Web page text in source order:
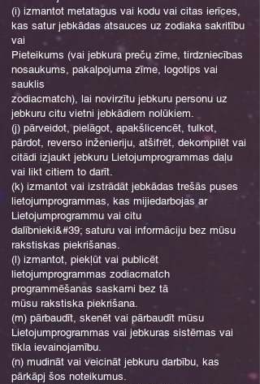
(i) izmantot metatagus vai kodu vai citas ierīces,
kas satur jebkādas atsauces uz zodiaka sakritību
vai
Pieteikums (vai jebkura preču zīme, tirdzniecības
nosaukums, pakalpojuma zīme, logotips vai
sauklis
zodiacmatch), lai novirzītu jebkuru personu uz
jebkuru citu vietni jebkādiem nolūkiem.
(j) pārveidot, pielāgot, apakšlicencēt, tulkot,
pārdot, reverso inženieriju, atšifrēt, dekompilēt vai
citādi izjaukt jebkuru Lietojumprogrammas daļu
vai likt citiem to darīt.
(k) izmantot vai izstrādāt jebkādas trešās puses
lietojumprogrammas, kas mijiedarbojas ar
Lietojumprogrammu vai citu
dalībnieki&#39; saturu vai informāciju bez mūsu
rakstiskas piekrišanas.
(l) izmantot, piekļūt vai publicēt
lietojumprogrammas zodiacmatch
programmēšanas saskarni bez tā
mūsu rakstiska piekrišana.
(m) pārbaudīt, skenēt vai pārbaudīt mūsu
Lietojumprogrammas vai jebkuras sistēmas vai
tīkla ievainojamību.
(n) mudināt vai veicināt jebkuru darbību, kas
pārkāpj šos noteikumus.